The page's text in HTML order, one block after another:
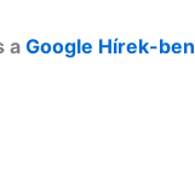
a Google Hírek-ben